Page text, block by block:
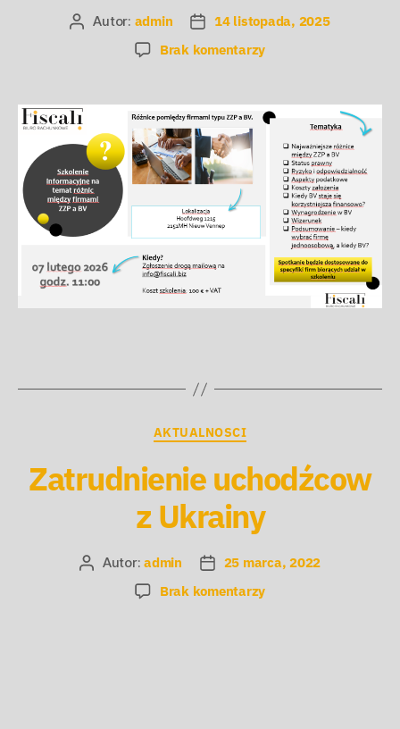
Autor: admin
14 listopada, 2025
Brak komentarzy
AKTUALNOSCI
Zatrudnienie uchodźcow
z Ukrainy
Autor:admin
25 marca, 2022
Brak komentarzy